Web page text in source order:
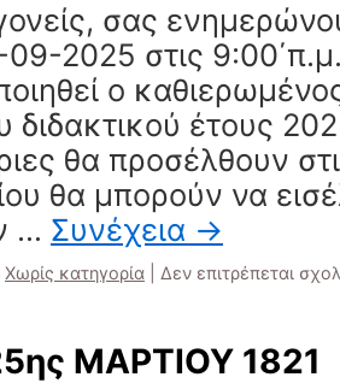
σας
2025 στις
ο
διδακτικού έτους
θα προσέλθουν
θα μπορούν να
… Συνέχεια →
Χωρίς κατηγορία Δεν επιτρέπεται
ΜΑΡΤΙΟΥ 1821